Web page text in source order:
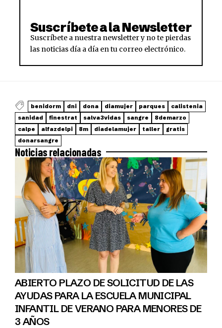
Suscríbete a la Newsletter
Suscríbete a nuestra newsletter y no te pierdas
las noticias día a día en tu correo electrónico.
benidorm dni dona diamujer parques
calistenia
sanidad
finestrat salva3vidas sangre
8demarzo
calpe
alfazdelpi 8m diadelamujer taller
gratis
donarsangre
Noticias relacionadas
ABIERTO PLAZO DE SOLICITUD DE LAS
AYUDAS PARA LA ESCUELA MUNICIPAL
INFANTIL DE VERANO PARA MENORES DE
3 AÑOS